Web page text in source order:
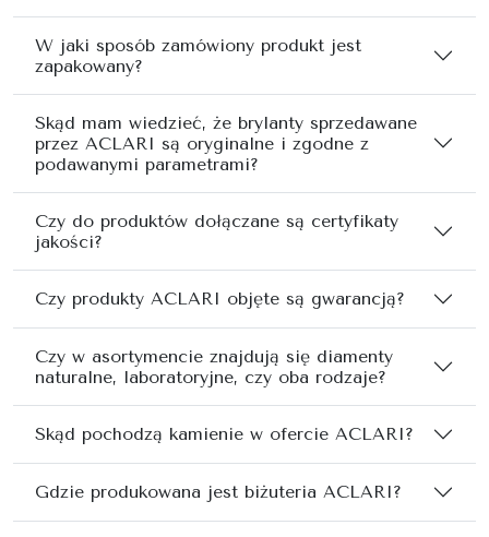
W jaki sposób zamówiony produkt jest
zapakowany?
Skąd mam wiedzieć, że brylanty sprzedawane
przez ACLARI są oryginalne i zgodne z
podawanymi parametrami?
Czy do produktów dołączane są certyfikaty
jakości?
Czy produkty ACLARI objęte są gwarancją?
Czy w asortymencie znajdują się diamenty
naturalne, laboratoryjne, czy oba rodzaje?
Skąd pochodzą kamienie w ofercie ACLARI?
Gdzie produkowana jest biżuteria ACLARI?